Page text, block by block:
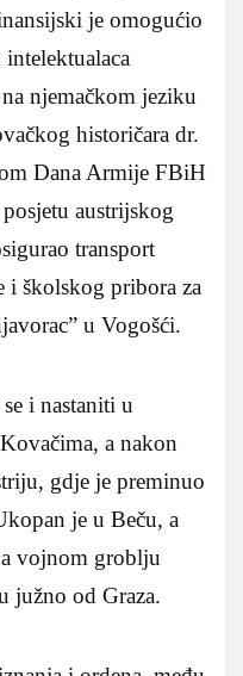
je omogućio
njemačkom jeziku
historičara dr.
Dana Armije FBiH
austrijskog
transport
i školskog pribora za
u Vogošći.
i nastaniti u
a nakon
gdje je preminuo
je u Beču, a
vojnom groblju
južno od Graza.